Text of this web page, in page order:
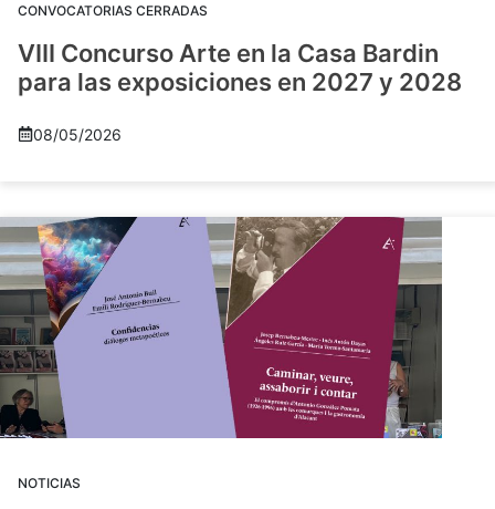
CONVOCATORIAS CERRADAS
VIII Concurso Arte en la Casa Bardin
para las exposiciones en 2027 y 2028
08/05/2026
NOTICIAS